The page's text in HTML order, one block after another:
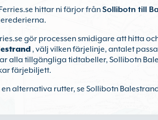
hittar ni färjor frånSollibotn till
gör processen smidigare att hitta
, välj vilken färjelinje, antalet
alla tillgängliga tidtabeller, Sollibotn
färjebiljett.
en alternativa rutter, se Sollibotn